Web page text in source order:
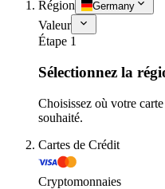
Région Germany
Valeur
Étape 1
Sélectionnez la
Choisissez où votre
souhaité.
Cartes de Crédit
Cryptomonnaies